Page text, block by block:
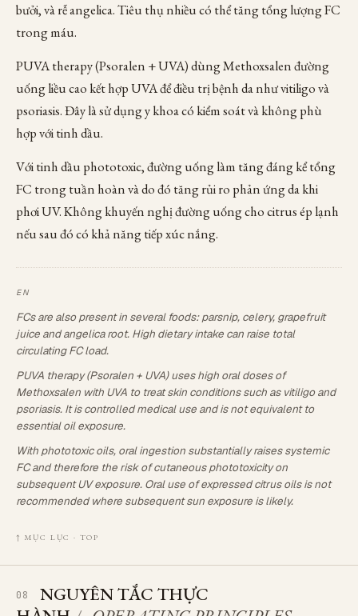
bưởi, và rễ angelica. Tiêu thụ nhiều có thể tăng tổng lượng FC
trong máu.
PUVA therapy (Psoralen + UVA) dùng Methoxsalen đường
uống liều cao kết hợp UVA để điều trị bệnh da như vitiligo và
psoriasis. Đây là sử dụng y khoa có kiểm soát và không phù
hợp với tinh dầu.
Với tinh dầu phototoxic, đường uống làm tăng đáng kể tổng
FC trong tuần hoàn và do đó tăng rủi ro phản ứng da khi
phơi UV. Không khuyến nghị đường uống cho citrus ép lạnh
nếu sau đó có khả năng tiếp xúc nắng.
FCs are also present in several foods: parsnip, celery, grapefruit
juice and angelica root. High dietary intake can raise total
circulating FC load.
PUVA therapy (Psoralen + UVA) uses high oral doses of
Methoxsalen with UVA to treat skin conditions such as vitiligo and
psoriasis. It is controlled medical use and is not equivalent to
essential oil exposure.
With phototoxic oils, oral ingestion substantially raises systemic
FC and therefore the risk of cutaneous phototoxicity on
subsequent UV exposure. Oral use of expressed citrus oils is not
recommended where subsequent sun exposure is likely.
↑ MỤC LỤC · TOP
08
NGUYÊN TẮC THỰC